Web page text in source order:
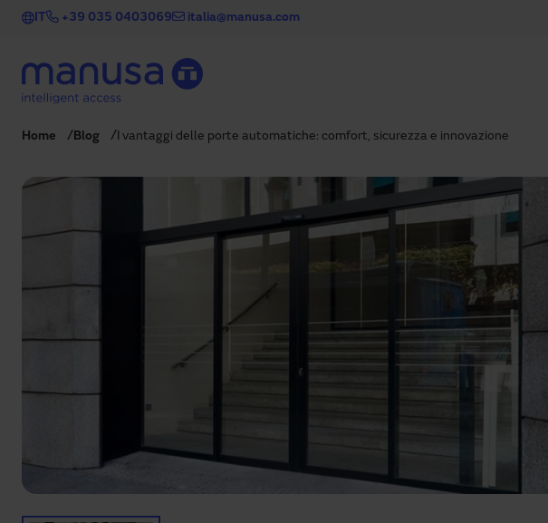
Salta al contenuto principale
IT +39 035 0403069 italia@manusa.com
Home Blog I vantaggi delle porte automatiche: comfort, sicurezza e innovazione